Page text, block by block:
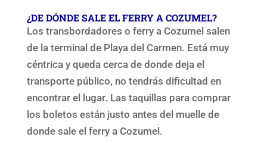
¿DE DÓNDE SALE EL FERRY A COZUMEL?
Los transbordadores o ferry a Cozumel salen
de la terminal de Playa del Carmen. Está muy
céntrica y queda cerca de donde deja el
transporte público, no tendrás dificultad en
encontrar el lugar. Las taquillas para comprar
los boletos están justo antes del muelle de
donde sale el ferry a Cozumel.